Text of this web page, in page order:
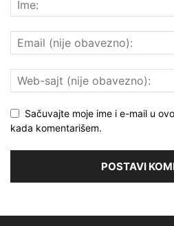
Sačuvajte moje ime i e-mail u
kada komentarišem.